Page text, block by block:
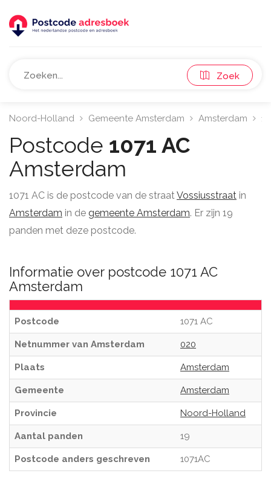
Zoek
Noord-Holland Gemeente Amsterdam Amsterdam
Postcode 1071 AC
Amsterdam
1071 AC is de postcode van de straatVossiusstraat in
Amsterdam in de gemeente Amsterdam. Er zijn 19
panden met deze postcode.
Informatie over postcode 1071 AC
Amsterdam
Postcode 1071 AC
Netnummer van Amsterdam 020
Plaats Amsterdam
Gemeente Amsterdam
Provincie Noord-Holland
Aantal panden 19
Postcode anders geschreven 1071AC